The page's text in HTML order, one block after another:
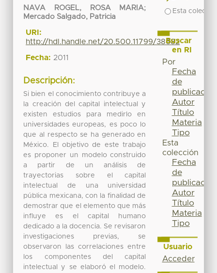
NAVA ROGEL, ROSA MARIA;
Mercado Salgado, Patricia
URI:
http://hdl.handle.net/20.500.11799/38682
Fecha: 2011
Descripción:
Si bien el conocimiento contribuye a
la creación del capital intelectual y
existen estudios para medirlo en
universidades europeas, es poco lo
que al respecto se ha generado en
México. El objetivo de este trabajo
es proponer un modelo construido
a partir de un análisis de
trayectorias sobre el capital
intelectual de una universidad
pública mexicana, con la finalidad de
demostrar que el elemento que más
influye es el capital humano
dedicado a la docencia. Se revisaron
investigaciones previas, se
observaron las correlaciones entre
los componentes del capital
intelectual y se elaboró el modelo.
Esta
Buscar
en RI
Por
Fecha
de
publicación
Autor
Título
Materia
Tipo
Esta
colección
Fecha
de
publicación
Autor
Título
Materia
Tipo
Usuario
Acceder